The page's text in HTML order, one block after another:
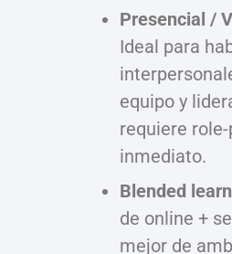
Presencial /
Ideal para
equipo y
requiere
inmediato.
Blended
de online +
mejor de